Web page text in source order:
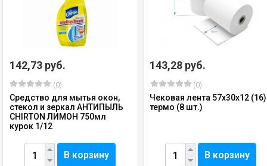
142,73 руб.
(0)
Средство для мытья окон,
стекол и зеркал АНТИПЫЛЬ
CHIRTON ЛИМОН 750мл
курок 1/12
В корзину
143,28 руб.
(0)
Чековая лента 57х30х12 (16)
термо (8 шт.)
В корзину